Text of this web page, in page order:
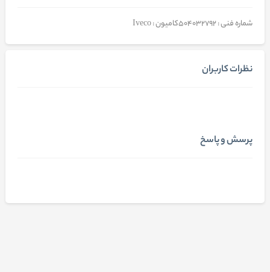
شماره فنی : 504032792کامیون : Iveco
نظرات کاربران
پرسش و پاسخ